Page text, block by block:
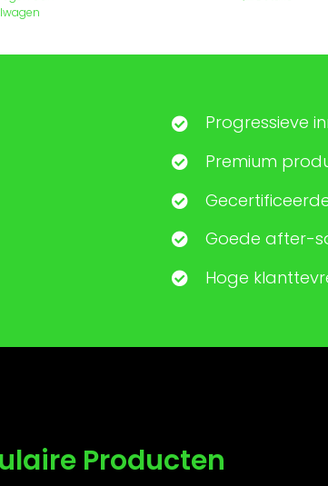
€ 179,99.
Progressieve
Premium
Goede after-
Hoge
Producten